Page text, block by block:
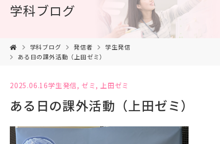
学科ブログ
学科ブログ 発信者
学生発信
ある日の課外活動（上田ゼミ）
2025.06.16学生発信, ゼミ ,上田ゼミ
ある日の課外活動（上田ゼミ）